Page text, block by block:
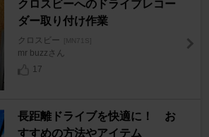
クロスビーへのドライブレコー
ダー取り付け作業
クロスビー [MN71S]
mr buzzさん
17
長距離ドライブを快適に！ お
すすめの方法やアイテム